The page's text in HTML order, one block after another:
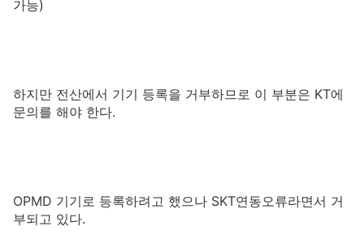
가능)
하지만 전산에서 기기 등록을 거부하므로 이 부분은 KT에
문의를 해야 한다.
OPMD 기기로 등록하려고 했으나 SKT연동오류라면서 거
부되고 있다.